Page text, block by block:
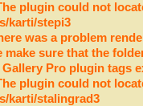
plugin could not
karti/stepi3
was a problem
make sure that the
Gallery Pro plugin tags
plugin could not
karti/stalingrad3